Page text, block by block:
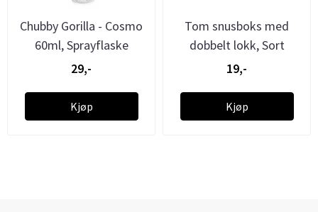
Chubby Gorilla - Cosmo
60ml, Sprayflaske
29,-
Kjøp
Tom snusboks med
dobbelt lokk, Sort
19,-
Kjøp